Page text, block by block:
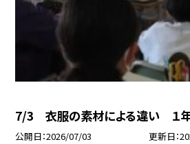
7/3 衣服の素材による違い １
公開日 2026/07/03 更新日